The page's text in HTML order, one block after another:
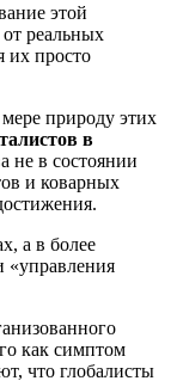
этой
реальных
их просто
природу этих
в
не в состоянии
и коварных
а в более
как симптом
что глобалисты